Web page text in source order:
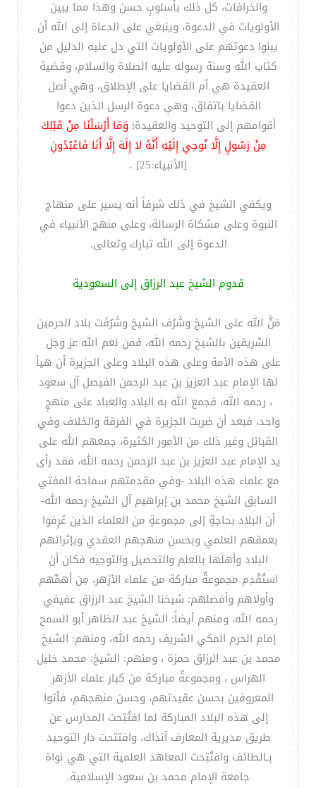
والخرافات، كل ذلك بأسلوبٍ حسن وهذا مما يبين
الأولويات في الدعوة، وينبغي على الدعاة إلى الله أن
يبنوا دعوتهم على الأولويات التي دل عليه الدليل من
كتاب الله وسنة رسوله عليه الصلاة والسلام، وقضية
العقيدة هي أم القضايا على الإطلاق، وهي أصل
القضايا باتفاق، وهي دعوة الرسل الذين دعوا
أقوامهم إلى التوحيد والعقيدة: وَمَا أَرْسَلْنَا مِنْ قَبْلِكَ
مِنْ رَسُولٍ إِلَّا نُوحِي إِلَيْهِ أَنَّهُ لا إِلَهَ إِلَّا أَنَا فَاعْبُدُونِ
[الأنبياء:25] .
ويكفي الشيخ في ذلك شرفاً أنه يسير على منهاج
النبوة وعلى مشكاة الرسالة، وعلى منهج الأنبياء في
الدعوة إلى الله تبارك وتعالى.
قدوم الشيخ عبد الرزاق إلى السعودية
مَنَّ الله على الشيخ وشَرُف الشيخ وشَرُفَت بلاد الحرمين
الشريفين بالشيخ رحمه الله، فمن نعم الله عز وجل
على هذه الأمة وعلى هذه البلاد وعلى الجزيرة أن هيأ
لها الإمام عبد العزيز بن عبد الرحمن الفيصل آل سعود
، رحمه الله، فجمع الله به البلاد والعباد على منهجٍ
واحد، فبعد أن ضربت الجزيرة في الفرقة والخلاف وفي
القبائل وغير ذلك من الأمور الكثيرة، جمعهم الله على
يد الإمام عبد العزيز بن عبد الرحمن رحمه الله، فقد رأى
مع علماء هذه البلاد -وفي مقدمتهم سماحة المفتي
السابق الشيخ محمد بن إبراهيم آل الشيخ رحمه الله-
أن البلاد بحاجةٍ إلى مجموعةٍ من العلماء الذين عُرِفوا
بعمقهم العلمي وبحسن منهجهم العقدي وبإثرائهم
البلاد وأهلَها بالعلم والتحصيل والتوجيه فكان أن
استُقْدِم مجموعةٌ مباركة من علماء الأزهر، مِن أهمِّهم
وأولاهم وأفضلهم: شيخنا الشيخ عبد الرزاق عفيفي
رحمه الله، ومنهم أيضاً: الشيخ عبد الظاهر أبو السمح
إمام الحرم المكي الشريف رحمه الله، ومنهم: الشيخ
محمد بن عبد الرزاق حمزة ، ومنهم: الشيخ: محمد خليل
الهراس ، ومجموعةٌ مباركة من كبار علماء الأزهر
المعروفين بحسن عقيدتهم، وحسن منهجهم، فأتوا
إلى هذه البلاد المباركة لما افتُتِحت المدارس عن
طريق مديرية المعارف آنذاك، وافتتحت دار التوحيد
بـالطائف وافتُتِحت المعاهد العلمية التي هي نواة
جامعة الإمام محمد بن سعود الإسلامية.